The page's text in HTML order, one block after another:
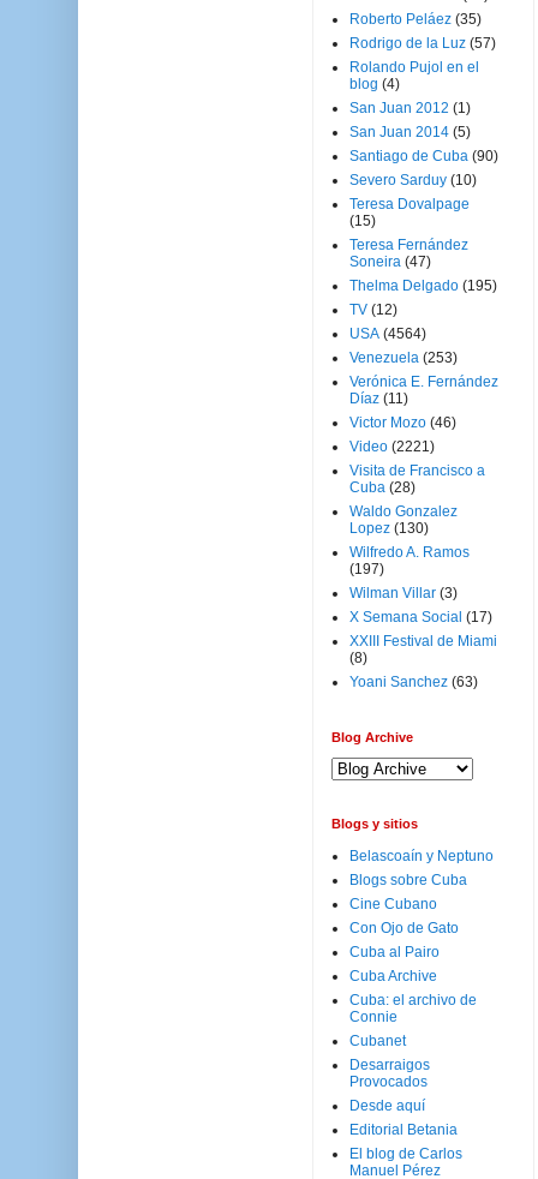
Roberto Peláez (35)
Rodrigo de la Luz (57)
Rolando Pujol en el
blog (4)
San Juan 2012 (1)
San Juan 2014 (5)
Santiago de Cuba (90)
Severo Sarduy (10)
Teresa Dovalpage
(15)
Teresa Fernández
Soneira (47)
Thelma Delgado (195)
TV (12)
USA (4564)
Venezuela (253)
Verónica E. Fernández
Díaz (11)
Victor Mozo (46)
Video (2221)
Visita de Francisco a
Cuba (28)
Waldo Gonzalez
Lopez (130)
Wilfredo A. Ramos
(197)
Wilman Villar (3)
X Semana Social (17)
XXIII Festival de Miami
(8)
Yoani Sanchez (63)
Blog Archive
Blogs y sitios
Belascoaín y Neptuno
Blogs sobre Cuba
Cine Cubano
Con Ojo de Gato
Cuba al Pairo
Cuba Archive
Cuba: el archivo de
Connie
Cubanet
Desarraigos
Provocados
Desde aquí
Editorial Betania
El blog de Carlos
Manuel Pérez